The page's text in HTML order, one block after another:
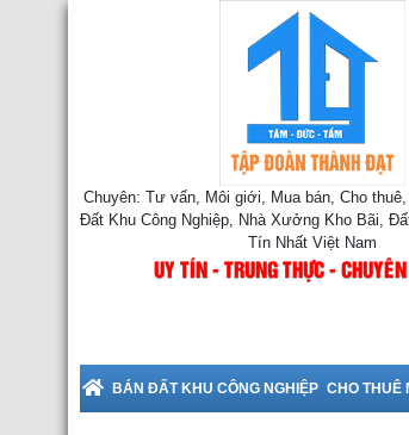
Chuyên: Tư vấn, Môi giới, Mua bán, Cho
Đất Khu Công Nghiệp, Nhà Xưởng Kho Bãi,
Tín Nhất Việt Nam
UY TÍN - TRUNG THỰC -
BÁN ĐẤT KHU CÔNG NGHIỆP CHO THUÊ